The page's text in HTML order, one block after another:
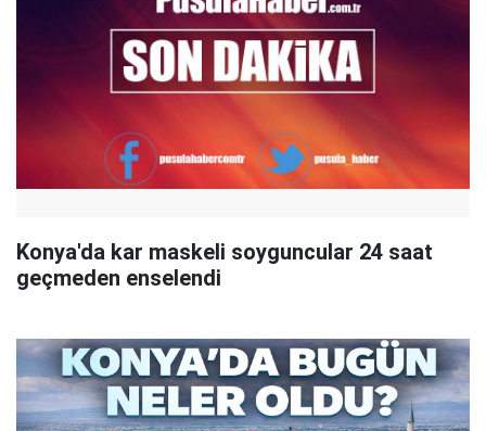
Konya'da kar maskeli soyguncular 24 saat
geçmeden enselendi